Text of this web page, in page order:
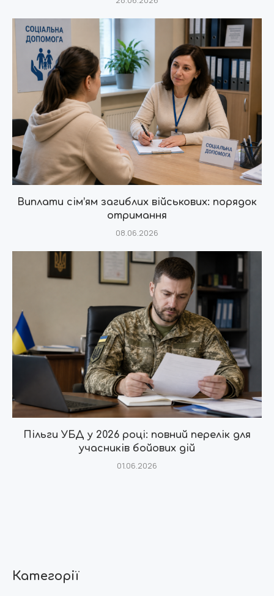
Виплати сім’ям загиблих військових: порядок
отримання
08.06.2026
Пільги УБД у 2026 році: повний перелік для
учасників бойових дій
01.06.2026
Категорії